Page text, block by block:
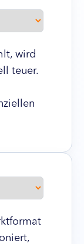
wird
teuer.